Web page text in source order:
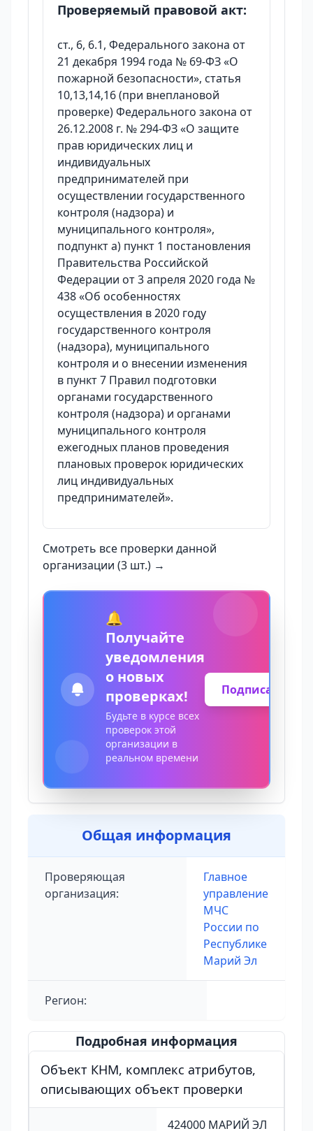
Проверяемый правовой акт:
ст., 6, 6.1, Федерального закона от
21 декабря 1994 года № 69-ФЗ «О
пожарной безопасности», статья
10,13,14,16 (при внеплановой
проверке) Федерального закона от
26.12.2008 г. № 294-ФЗ «О защите
прав юридических лиц и
индивидуальных
предпринимателей при
осуществлении государственного
контроля (надзора) и
муниципального контроля»,
подпункт а) пункт 1 постановления
Правительства Российской
Федерации от 3 апреля 2020 года №
438 «Об особенностях
осуществления в 2020 году
государственного контроля
(надзора), муниципального
контроля и о внесении изменения
в пункт 7 Правил подготовки
органами государственного
контроля (надзора) и органами
муниципального контроля
ежегодных планов проведения
плановых проверок юридических
лиц индивидуальных
предпринимателей».
Смотреть все проверки данной
организации (3 шт.) →
🔔
Получайте
уведомления
о новых
проверках!
Будьте в курсе всех
проверок этой
организации в
реальном времени
Подписаться
Общая информация
Проверяющая
организация:
Главное
управление
МЧС
России по
Республике
Марий Эл
Регион:
Подробная информация
Объект КНМ, комплекс атрибутов,
описывающих объект проверки
424000 МАРИЙ ЭЛ